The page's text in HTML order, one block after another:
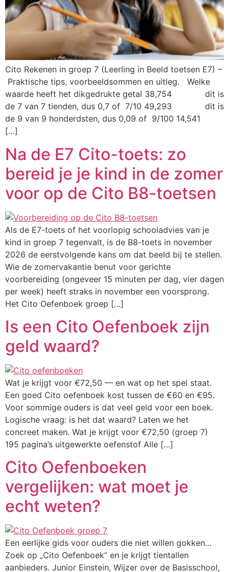
Cito Rekenen in groep 7 (Leerling in Beeld toetsen E7) –
Praktische tips, voorbeeldsommen en uitleg. Welke
waarde heeft het dikgedrukte getal 38,754 dit is
de 7 van 7 tienden, dus 0,7 of 7/10 49,293 dit is
de 9 van 9 honderdsten, dus 0,09 of 9/100 14,541
[…]
Na de E7 Cito-toets: zo
bereid je je kind in de zomer
voor op de Cito B8-toetsen
Als de E7-toets of het voorlopig schooladvies van je
kind in groep 7 tegenvalt, is de B8-toets in november
2026 de eerstvolgende kans om dat beeld bij te stellen.
Wie de zomervakantie benut voor gerichte
voorbereiding (ongeveer 15 minuten per dag, vier dagen
per week) heeft straks in november een voorsprong.
Het Cito Oefenboek groep […]
Is een Cito Oefenboek zijn
geld waard?
Wat je krijgt voor €72,50 — en wat op het spel staat.
Een goed Cito oefenboek kost tussen de €60 en €95.
Voor sommige ouders is dat veel geld voor een boek.
Logische vraag: is het dat waard? Laten we het
concreet maken. Wat je krijgt voor €72,50 (groep 7)
195 pagina’s uitgewerkte oefenstof Alle […]
Cito Oefenboeken
vergelijken: wat moet je
echt weten?
Een eerlijke gids voor ouders die niet willen gokken…
Zoek op „Cito Oefenboek” en je krijgt tientallen
aanbieders. Junior Einstein, Wijzer over de Basisschool,